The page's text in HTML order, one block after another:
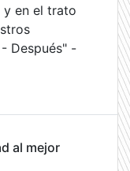
y en el trato
Después" -
al mejor